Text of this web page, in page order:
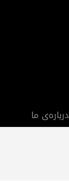
درباره‌ی ما